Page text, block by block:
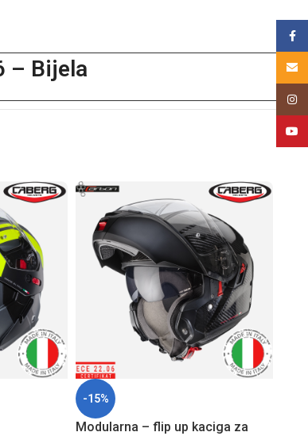
– Bijela
-15%
Modularna – flip up kaciga za
Email